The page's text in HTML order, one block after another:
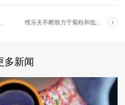
品知识的普及与推广 维乐夫不断致力于菊粉和低聚果糖的功能性研究、品知识的普及与推广
多新闻